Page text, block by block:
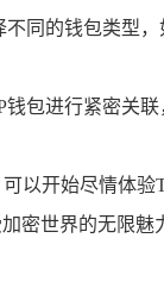
同的钱包类型
包进行紧密关
以开始尽情体
密世界的无限魅